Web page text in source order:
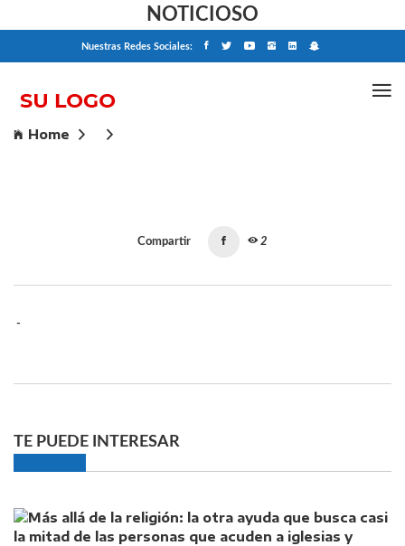
NOTICIOSO
Nuestras Redes Sociales:
Home
Compartir 2
-
TE PUEDE INTERESAR